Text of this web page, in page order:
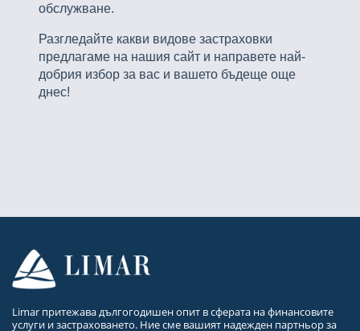
обслужване.
Разгледайте какви видове застраховки
предлагаме на нашия сайт и направете най-
добрия избор за вас и вашето бъдеще още
днес!
Limar притежава дългогодишен опит в сферата на финансовите
услуги и застраховането. Ние сме вашият надежден партньор за